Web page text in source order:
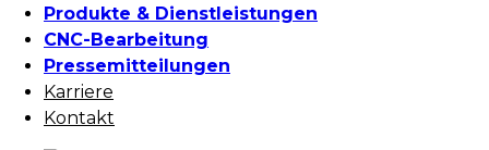
Produkte & Dienstleistungen
CNC-Bearbeitung
Pressemitteilungen
Karriere
Kontakt